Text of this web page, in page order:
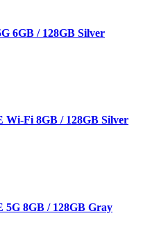
6GB / 128GB Silver
Wi-Fi 8GB / 128GB Silver
5G 8GB / 128GB Gray